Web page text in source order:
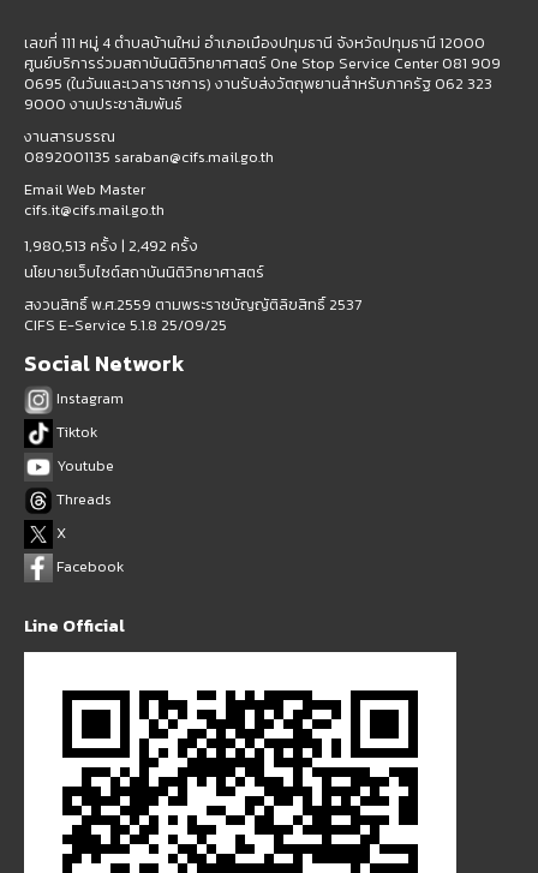
เลขที่ 111 หมู่ 4 ตำบลบ้านใหม่ อำเภอเมืองปทุมธานี จังหวัดปทุมธานี 12000
ศูนย์บริการร่วมสถาบันนิติวิทยาศาสตร์ One Stop Service Center 081 909
0695 (ในวันและเวลาราชการ) งานรับส่งวัตถุพยานสำหรับภาครัฐ 062 323
9000 งานประชาสัมพันธ์
งานสารบรรณ
0892001135 saraban@cifs.mail.go.th
Email Web Master
cifs.it@cifs.mail.go.th
1,980,513 ครั้ง | 2,492 ครั้ง
นโยบายเว็บไซต์สถาบันนิติวิทยาศาสตร์
สงวนสิทธิ์ พ.ศ.2559 ตามพระราชบัญญัติลิขสิทธิ์ 2537
CIFS E-Service 5.1.8 25/09/25
Social Network
Instagram
Tiktok
Youtube
Threads
X
Facebook
Line Official